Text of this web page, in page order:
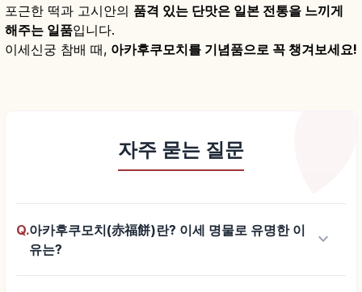
포근한 떡과 고시안의 품격 있는 단맛은 일본 전통을 느끼게
해주는 일품입니다.
이세신궁 참배 때, 아카후쿠모치를 기념품으로 꼭 챙겨보세요!
자주 묻는 질문
Q.아카후쿠모치(赤福餅)란? 이세 명물로 유명한 이
유는?
keyboard_arrow_down